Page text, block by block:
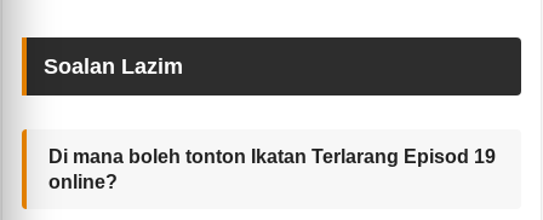
Soalan Lazim
Di mana boleh tonton Ikatan Terlarang Episod 19
online?